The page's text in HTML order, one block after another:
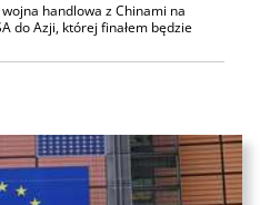
handlowa z Chinami na
do Azji, której finałem będzie